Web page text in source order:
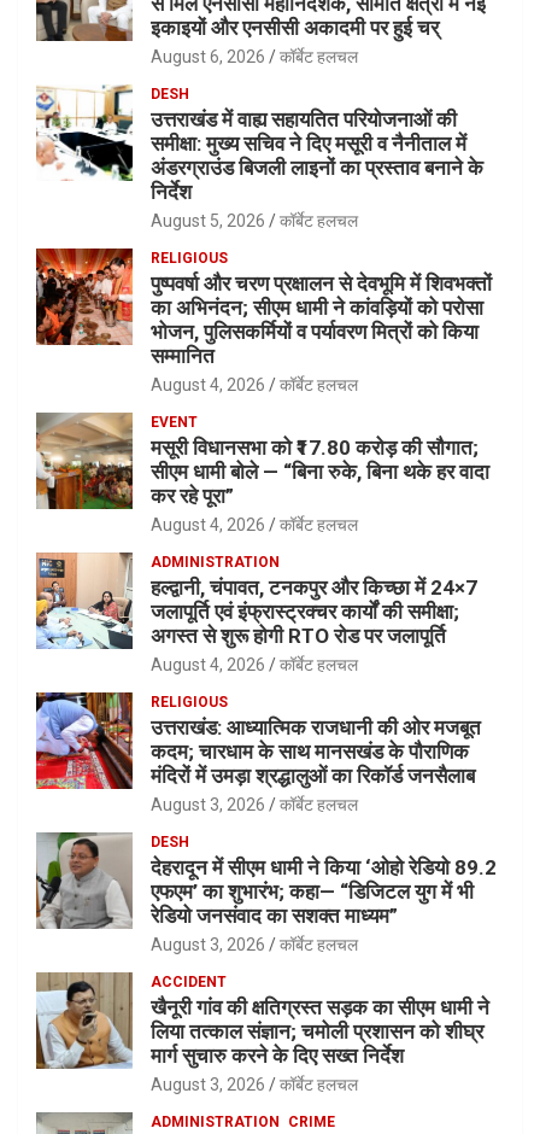
इकाइयों और एनसीसी अकादमी पर हुई चर्
August 6, 2026 कॉर्बेट हलचल
DESH
उत्तराखंड में वाह्य सहायतित परियोजनाओं की
समीक्षा: मुख्य सचिव ने दिए मसूरी व नैनीताल में
अंडरग्राउंड बिजली लाइनों का प्रस्ताव बनाने के
निर्देश
August 5, 2026 कॉर्बेट हलचल
RELIGIOUS
पुष्पवर्षा और चरण प्रक्षालन से देवभूमि में शिवभक्तों
का अभिनंदन; सीएम धामी ने कांवड़ियों को परोसा
भोजन, पुलिसकर्मियों व पर्यावरण मित्रों को किया
सम्मानित
August 4, 2026 कॉर्बेट हलचल
EVENT
मसूरी विधानसभा को ₹17.80 करोड़ की सौगात;
सीएम धामी बोले — “बिना रुके, बिना थके हर वादा
कर रहे पूरा”
August 4, 2026 कॉर्बेट हलचल
ADMINISTRATION
हल्द्वानी, चंपावत, टनकपुर और किच्छा में 24×7
जलापूर्ति एवं इंफ्रास्ट्रक्चर कार्यों की समीक्षा;
अगस्त से शुरू होगी RTO रोड पर जलापूर्ति
August 4, 2026 कॉर्बेट हलचल
RELIGIOUS
उत्तराखंड: आध्यात्मिक राजधानी की ओर मजबूत
कदम; चारधाम के साथ मानसखंड के पौराणिक
मंदिरों में उमड़ा श्रद्धालुओं का रिकॉर्ड जनसैलाब
August 3, 2026 कॉर्बेट हलचल
DESH
देहरादून में सीएम धामी ने किया ‘ओहो रेडियो 89.2
एफएम’ का शुभारंभ; कहा— “डिजिटल युग में भी
रेडियो जनसंवाद का सशक्त माध्यम”
August 3, 2026 कॉर्बेट हलचल
ACCIDENT
खैनूरी गांव की क्षतिग्रस्त सड़क का सीएम धामी ने
लिया तत्काल संज्ञान; चमोली प्रशासन को शीघ्र
मार्ग सुचारु करने के दिए सख्त निर्देश
August 3, 2026 कॉर्बेट हलचल
ADMINISTRATION CRIME